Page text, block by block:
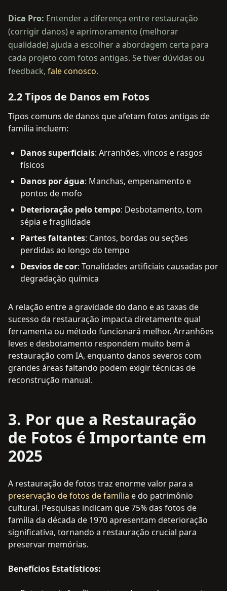
Dica Pro: Entender a diferença entre restauração
(corrigir danos) e aprimoramento (melhorar
qualidade) ajuda a escolher a abordagem certa para
cada projeto com fotos antigas. Se tiver dúvidas ou
feedback, fale conosco.
2.2 Tipos de Danos em Fotos
Tipos comuns de danos que afetam fotos antigas de
família incluem:
Danos superficiais: Arranhões, vincos e rasgos
físicos
Danos por água: Manchas, empenamento e
pontos de mofo
Deterioração pelo tempo: Desbotamento, tom
sépia e fragilidade
Partes faltantes: Cantos, bordas ou seções
perdidas ao longo do tempo
Desvios de cor: Tonalidades artificiais causadas por
degradação química
A relação entre a gravidade do dano e as taxas de
sucesso da restauração impacta diretamente qual
ferramenta ou método funcionará melhor. Arranhões
leves e desbotamento respondem muito bem à
restauração com IA, enquanto danos severos com
grandes áreas faltando podem exigir técnicas de
reconstrução manual.
3. Por que a Restauração
de Fotos é Importante em
2025
A restauração de fotos traz enorme valor para a
preservação de fotos de família e do patrimônio
cultural. Pesquisas indicam que 75% das fotos de
família da década de 1970 apresentam deterioração
significativa, tornando a restauração crucial para
preservar memórias.
Benefícios Estatísticos: